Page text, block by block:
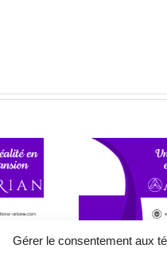
Gérer le consentement aux
de lecture!